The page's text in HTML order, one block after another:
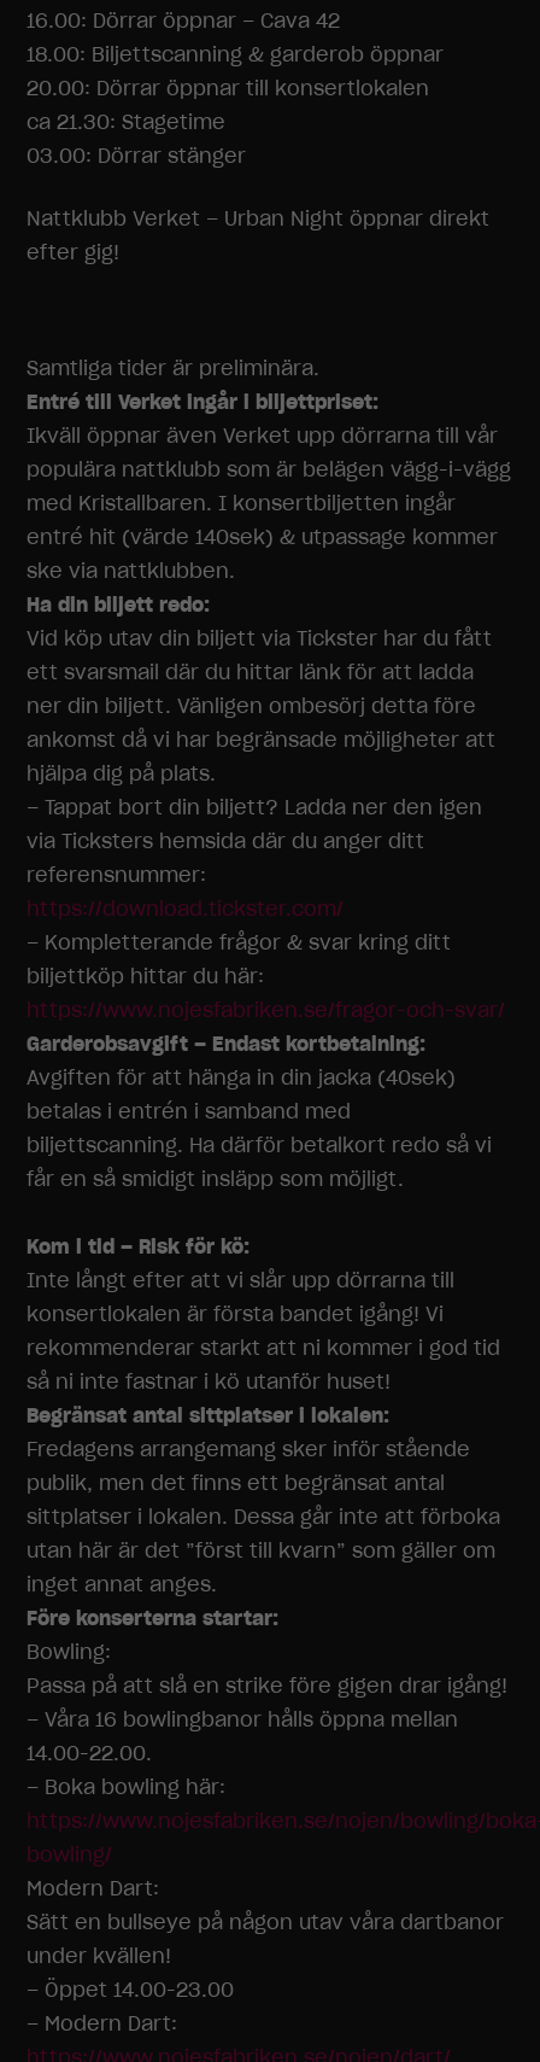
16.00: Dörrar öppnar – Cava 42
18.00: Biljettscanning & garderob öppnar
20.00: Dörrar öppnar till konsertlokalen
ca 21.30: Stagetime
03.00: Dörrar stänger
Nattklubb Verket – Urban Night öppnar direkt
efter gig!
Samtliga tider är preliminära.
Entré till Verket ingår i biljettpriset:
Ikväll öppnar även Verket upp dörrarna till vår
populära nattklubb som är belägen vägg-i-vägg
med Kristallbaren. I konsertbiljetten ingår
entré hit (värde 140sek) & utpassage kommer
ske via nattklubben.
Ha din biljett redo:
Vid köp utav din biljett via Tickster har du fått
ett svarsmail där du hittar länk för att ladda
ner din biljett. Vänligen ombesörj detta före
ankomst då vi har begränsade möjligheter att
hjälpa dig på plats.
– Tappat bort din biljett? Ladda ner den igen
via Ticksters hemsida där du anger ditt
referensnummer:
https://download.tickster.com/
– Kompletterande frågor & svar kring ditt
biljettköp hittar du här:
https://www.nojesfabriken.se/fragor-och-svar/
Garderobsavgift – Endast kortbetalning:
Avgiften för att hänga in din jacka (40sek)
betalas i entrén i samband med
biljettscanning. Ha därför betalkort redo så vi
får en så smidigt insläpp som möjligt.
Kom i tid – Risk för kö:
Inte långt efter att vi slår upp dörrarna till
konsertlokalen är första bandet igång! Vi
rekommenderar starkt att ni kommer i god tid
så ni inte fastnar i kö utanför huset!
Begränsat antal sittplatser i lokalen:
Fredagens arrangemang sker inför stående
publik, men det finns ett begränsat antal
sittplatser i lokalen. Dessa går inte att förboka
utan här är det ”först till kvarn” som gäller om
inget annat anges.
Före konserterna startar:
Bowling:
Passa på att slå en strike före gigen drar igång!
– Våra 16 bowlingbanor hålls öppna mellan
14.00-22.00.
– Boka bowling här:
https://www.nojesfabriken.se/nojen/bowling/
bowling/
Modern Dart:
Sätt en bullseye på någon utav våra dartbanor
under kvällen!
– Öppet 14.00-23.00
– Modern Dart:
https://www.nojesfabriken.se/nojen/dart/